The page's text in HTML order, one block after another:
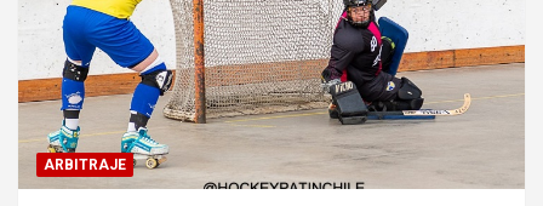
ARBITRAJE